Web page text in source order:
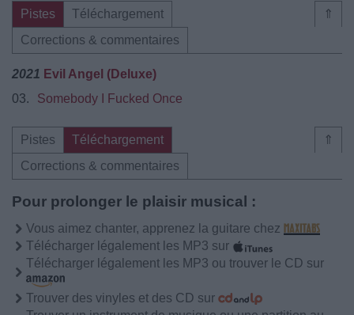
⇑
Pistes
Téléchargement
Corrections & commentaires
2021 Evil Angel (Deluxe)
03.
Somebody I Fucked Once
⇑
Pistes
Téléchargement
Corrections & commentaires
Pour prolonger le plaisir musical :
Vous aimez chanter, apprenez la guitare chez
Télécharger légalement les MP3 sur
Télécharger légalement les MP3 ou trouver le CD sur
Trouver des vinyles et des CD sur